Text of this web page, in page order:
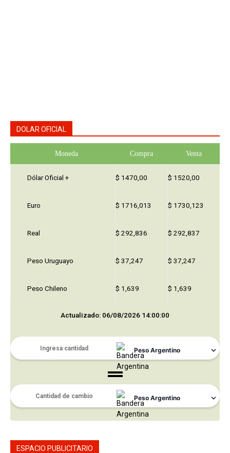
DOLAR OFICIAL
Moneda Compra Venta
Dólar Oficial + $ 1470,00 $ 1520,00
Euro $ 1716,013 $ 1730,123
Real $ 292,836 $ 292,837
Peso Uruguayo $ 37,247 $ 37,247
Peso Chileno $ 1,639 $ 1,639
Actualizado: 06/08/2026 14:00:00
ESPACIO PUBLICITARIO